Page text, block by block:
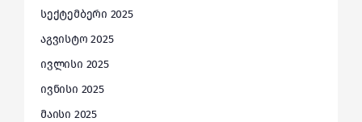
სექტემბერი 2025
აგვისტო 2025
ივლისი 2025
ივნისი 2025
მაისი 2025